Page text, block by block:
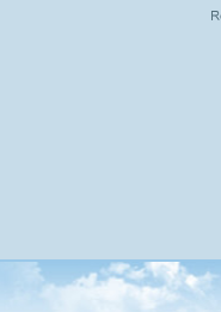
Přejít
na